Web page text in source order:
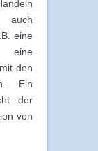
eine
eine
den
Ein
der
von